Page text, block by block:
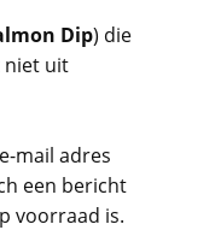
Dip) die
niet uit
mail adres
een bericht
voorraad is.